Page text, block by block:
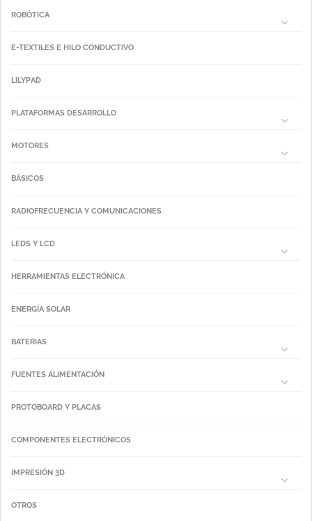
ROBÓTICA
E-TEXTILES E HILO CONDUCTIVO
LILYPAD
PLATAFORMAS DESARROLLO
MOTORES
BÁSICOS
RADIOFRECUENCIA Y COMUNICACIONES
LEDS Y LCD
HERRAMIENTAS ELECTRÓNICA
ENERGÍA SOLAR
BATERIAS
FUENTES ALIMENTACIÓN
PROTOBOARD Y PLACAS
COMPONENTES ELECTRÓNICOS
IMPRESIÓN 3D
OTROS